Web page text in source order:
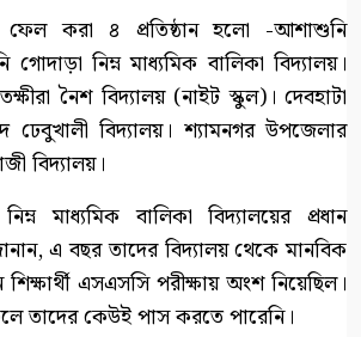
ফেল করা ৪ প্রতিষ্ঠান হলো -আশাশুনি
নিম্ন মাধ্যমিক বালিকা বিদ্যালয়।
নৈশ বিদ্যালয় (নাইট স্কুল)। দেবহাটা
ঢেবুখালী বিদ্যালয়। শ্যামনগর উপজেলার
বিদ্যালয়।
মাধ্যমিক বালিকা বিদ্যালয়ের প্রধান
এ বছর তাদের বিদ্যালয় থেকে মানবিক
এসএসসি পরীক্ষায় অংশ নিয়েছিল।
তাদের কেউই পাস করতে পারেনি।